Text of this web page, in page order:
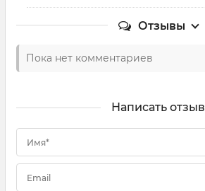
Отзывы
Пока нет комментариев
Написать отзыв
Имя*
Email